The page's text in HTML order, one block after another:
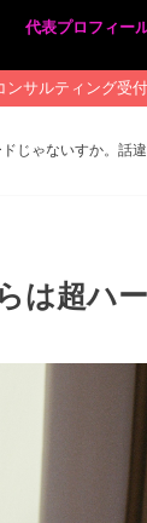
代表プロフィー
ンサルティング受
じゃないすか。話
は超ハ